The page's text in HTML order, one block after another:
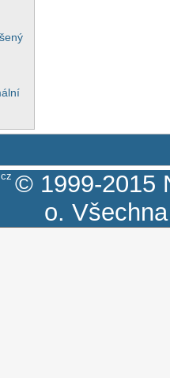
© 1999-2015
o.